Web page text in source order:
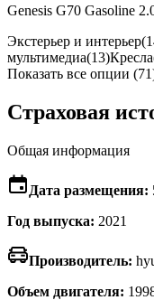
Genesis G70 Gasoline
Экстерьер и интерьер
мультимедиа(13)Кресла
Показать все опции
Страховая
Общая информация
Дата размещения:
Год выпуска: 2021
Производитель:
Объем двигателя: